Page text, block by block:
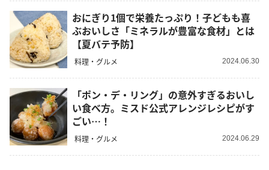
おにぎり1個で栄養たっぷり！子どもも喜
ぶおいしさ「ミネラルが豊富な食材」とは
【夏バテ予防】
料理・グルメ 2024.06.30
「ポン・デ・リング」の意外すぎるおいし
い食べ方。ミスド公式アレンジレシピがす
ごい…！
料理・グルメ 2024.06.29